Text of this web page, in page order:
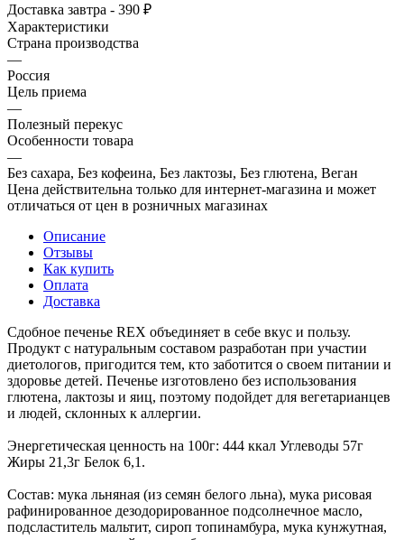
Доставка завтра - 390 ₽
Характеристики
Страна производства
—
Россия
Цель приема
—
Полезный перекус
Особенности товара
—
Без сахара, Без кофеина, Без лактозы, Без глютена, Веган
Цена действительна только для интернет-магазина и может
отличаться от цен в розничных магазинах
Описание
Отзывы
Как купить
Оплата
Доставка
Сдобное печенье REX объединяет в себе вкус и пользу.
Продукт с натуральным составом разработан при участии
диетологов, пригодится тем, кто заботится о своем питании и
здоровье детей. Печенье изготовлено без использования
глютена, лактозы и яиц, поэтому подойдет для вегетарианцев
и людей, склонных к аллергии.
Энергетическая ценность на 100г: 444 ккал Углеводы 57г
Жиры 21,3г Белок 6,1.
Состав: мука льняная (из семян белого льна), мука рисовая
рафинированное дезодорированное подсолнечное масло,
подсластитель мальтит, сироп топинамбура, мука кунжутная,